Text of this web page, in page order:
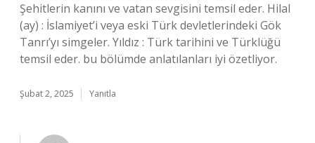
Şehitlerin kanını ve vatan sevgisini temsil eder. Hilal
(ay) : İslamiyet’i veya eski Türk devletlerindeki Gök
Tanrı’yı simgeler. Yıldız : Türk tarihini ve Türklüğü
temsil eder. bu bölümde anlatılanları iyi özetliyor.
Şubat 2, 2025 Yanıtla